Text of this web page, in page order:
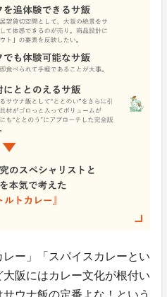
レー」「スパイスカレーとい
阪にはカレー文化が根付い
ウナ飯の定番よな！という